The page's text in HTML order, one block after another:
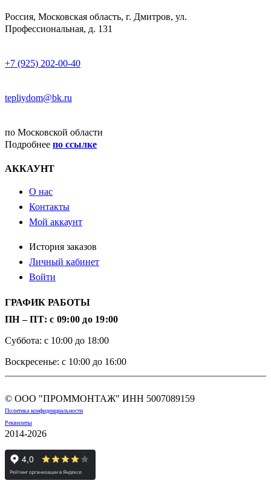
Россия, Московская область, г. Дмитров, ул.
Профессиональная, д. 131
+7 (925) 202-00-40
tepliydom@bk.ru
по Московской области
Подробнее по ссылке
АККАУНТ
О нас
Контакты
Мой аккаунт
История заказов
Личный кабинет
Войти
ГРАФИК РАБОТЫ
ПН – ПТ: с 09:00 до 19:00
Суббота: с 10:00 до 18:00
Воскресенье: с 10:00 до 16:00
© ООО "ПРОММОНТАЖ" ИНН 5007089159
Политика конфиденциальности
Реквизиты
2014-2026